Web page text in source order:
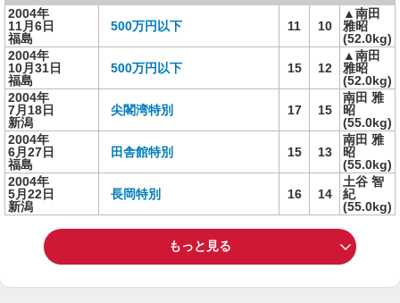
2004年
11月6日
福島
500万円以下 11 10
▲南田
雅昭
(52.0kg)
2004年
10月31日
福島
500万円以下 15 12
▲南田
雅昭
(52.0kg)
2004年
7月18日
新潟
尖閣湾特別 17 15
南田 雅
昭
(55.0kg)
2004年
6月27日
福島
田舎館特別 15 13
南田 雅
昭
(55.0kg)
2004年
5月22日
新潟
長岡特別 16 14
土谷 智
紀
(55.0kg)
もっと見る